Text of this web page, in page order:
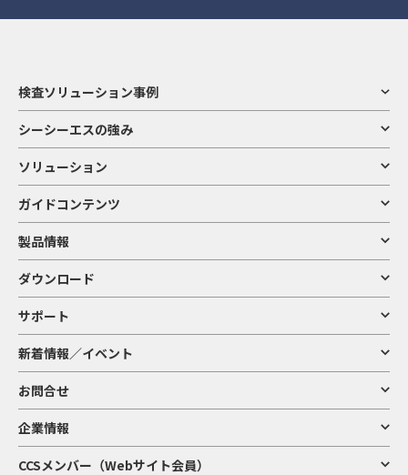
検査ソリューション事例
シーシーエスの強み
ソリューション
ガイドコンテンツ
製品情報
ダウンロード
サポート
新着情報／イベント
お問合せ
企業情報
CCSメンバー（Webサイト会員）